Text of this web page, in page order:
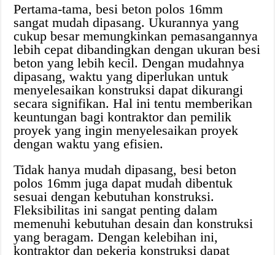
Pertama-tama, besi beton polos 16mm
sangat mudah dipasang. Ukurannya yang
cukup besar memungkinkan pemasangannya
lebih cepat dibandingkan dengan ukuran besi
beton yang lebih kecil. Dengan mudahnya
dipasang, waktu yang diperlukan untuk
menyelesaikan konstruksi dapat dikurangi
secara signifikan. Hal ini tentu memberikan
keuntungan bagi kontraktor dan pemilik
proyek yang ingin menyelesaikan proyek
dengan waktu yang efisien.
Tidak hanya mudah dipasang, besi beton
polos 16mm juga dapat mudah dibentuk
sesuai dengan kebutuhan konstruksi.
Fleksibilitas ini sangat penting dalam
memenuhi kebutuhan desain dan konstruksi
yang beragam. Dengan kelebihan ini,
kontraktor dan pekerja konstruksi dapat